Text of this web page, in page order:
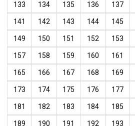
133 134 135 136 137
141 142 143 144 145
149 150 151 152 153
157 158 159 160 161
165 166 167 168 169
173 174 175 176 177
181 182 183 184 185
189 190 191 192 193